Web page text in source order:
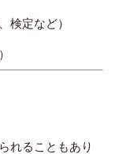
検定など）
れることもあり